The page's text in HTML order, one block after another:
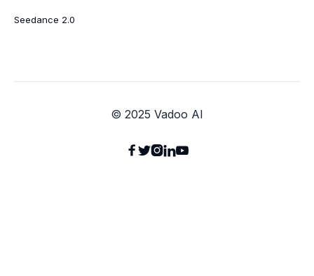
Seedance 2.0
© 2025 Vadoo AI
 